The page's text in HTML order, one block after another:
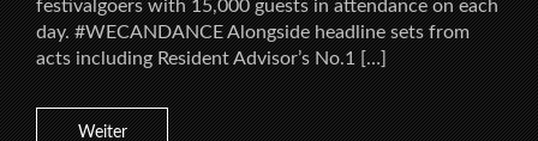
festivalgoers with 15,000 guests in attendance on each
day. #WECANDANCE Alongside headline sets from
acts including Resident Advisor’s No.1 […]
Weiter